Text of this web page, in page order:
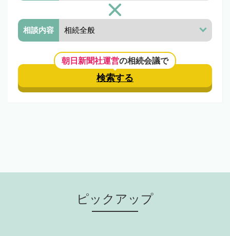
相談内容
朝日新聞社運営の相続会議で
検索する
ピックアップ